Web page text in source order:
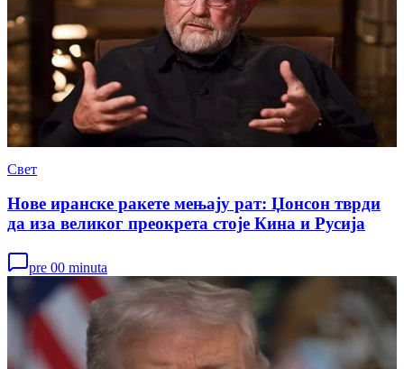
Свет
Нове иранске ракете мењају рат: Џонсон тврди
да иза великог преокрета стоје Кина и Русија
pre 00 minuta